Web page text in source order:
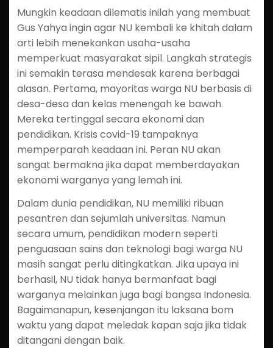
Mungkin keadaan dilematis inilah yang membuat
Gus Yahya ingin agar NU kembali ke khitah dalam
arti lebih menekankan usaha-usaha
memperkuat masyarakat sipil. Langkah strategis
ini semakin terasa mendesak karena berbagai
alasan. Pertama, mayoritas warga NU berbasis di
desa-desa dan kelas menengah ke bawah.
Mereka tertinggal secara ekonomi dan
pendidikan. Krisis covid-19 tampaknya
memperparah keadaan ini. Peran NU akan
sangat bermakna jika dapat memberdayakan
ekonomi warganya yang lemah ini.
Dalam dunia pendidikan, NU memiliki ribuan
pesantren dan sejumlah universitas. Namun
secara umum, pendidikan modern seperti
penguasaan sains dan teknologi bagi warga NU
masih sangat perlu ditingkatkan. Jika upaya ini
berhasil, NU tidak hanya bermanfaat bagi
warganya melainkan juga bagi bangsa Indonesia.
Bagaimanapun, kesenjangan itu laksana bom
waktu yang dapat meledak kapan saja jika tidak
ditangani dengan baik.